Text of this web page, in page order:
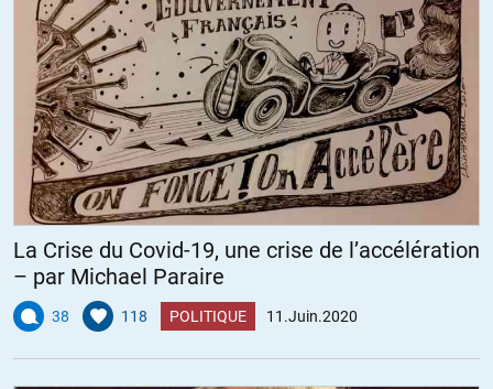
La Crise du Covid-19, une crise de l’accélération
– par Michael Paraire
38 118 POLITIQUE 11.Juin.2020